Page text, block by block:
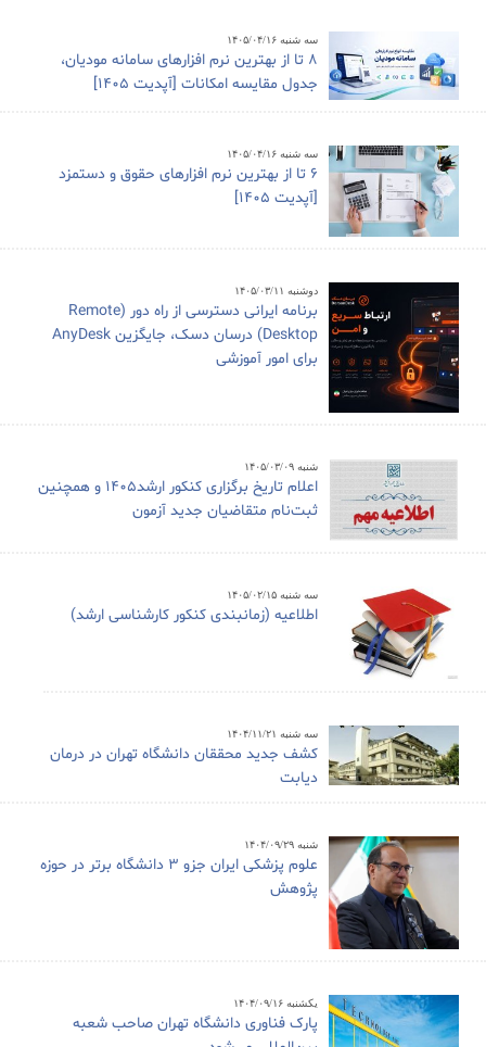
سه شنبه ۱۴۰۵/۰۴/۱۶
8 تا از بهترین نرم افزارهای سامانه مودیان،
جدول مقایسه امکانات [آپدیت 1405]
سه شنبه ۱۴۰۵/۰۴/۱۶
6 تا از بهترین نرم افزارهای حقوق و دستمزد
[آپدیت 1405]
دوشنبه ۱۴۰۵/۰۳/۱۱
برنامه ایرانی دسترسی از راه دور (Remote
Desktop) درسان دسک، جایگزین AnyDesk
برای امور آموزشی
شنبه ۱۴۰۵/۰۳/۰۹
اعلام تاریخ برگزاری کنکور ارشد1405 و همچنین
ثبت‌نام متقاضیان جدید آزمون
سه شنبه ۱۴۰۵/۰۲/۱۵
اطلاعیه (زمانبندی کنکور کارشناسی ارشد)
سه شنبه ۱۴۰۴/۱۱/۲۱
کشف جدید محققان دانشگاه تهران در درمان
دیابت
شنبه ۱۴۰۴/۰۹/۲۹
علوم پزشکی ایران جزو ۳ دانشگاه برتر در حوزه
پژوهش
یکشنبه ۱۴۰۴/۰۹/۱۶
پارک فناوری دانشگاه تهران صاحب شعبه